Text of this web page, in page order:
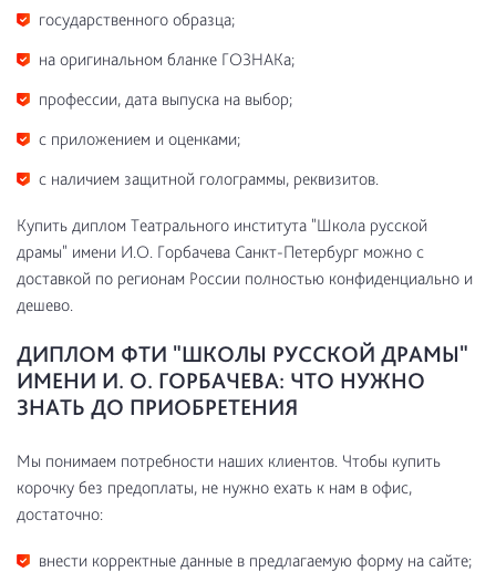
государственного образца;
на оригинальном бланке ГОЗНАКа;
профессии, дата выпуска на выбор;
с приложением и оценками;
с наличием защитной голограммы, реквизитов.
Купить диплом Театрального института "Школа русской
драмы" имени И.О. Горбачева Санкт-Петербург можно с
доставкой по регионам России полностью конфиденциально и
дешево.
ДИПЛОМ ФТИ "ШКОЛЫ РУССКОЙ ДРАМЫ"
ИМЕНИ И. О. ГОРБАЧЕВА: ЧТО НУЖНО
ЗНАТЬ ДО ПРИОБРЕТЕНИЯ
Мы понимаем потребности наших клиентов. Чтобы купить
корочку без предоплаты, не нужно ехать к нам в офис,
достаточно:
внести корректные данные в предлагаемую форму на сайте;